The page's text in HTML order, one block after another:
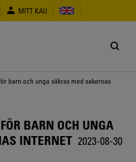
MITT KAU
barn och unga säkras med sakernas
BARN OCH UNGA
INTERNET 2023-08-30